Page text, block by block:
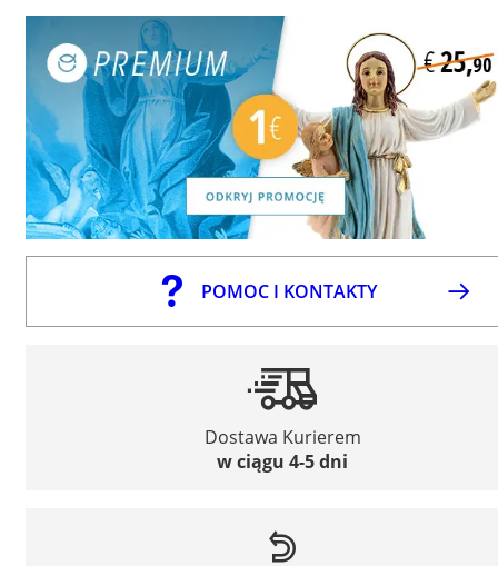
POMOC I KONTAKTY
Dostawa Kurierem
w ciągu 4-5 dni